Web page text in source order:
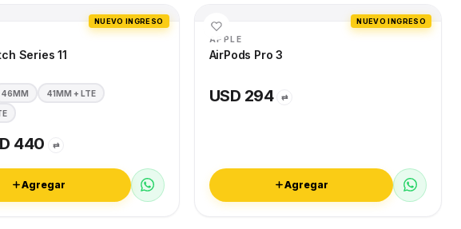
NUEVO INGRESO
Series 11
46MM 41MM + LTE
440 ⇄
Agregar
NUEVO INGRESO
APPLE
AirPods Pro 3
USD 294 ⇄
Agregar